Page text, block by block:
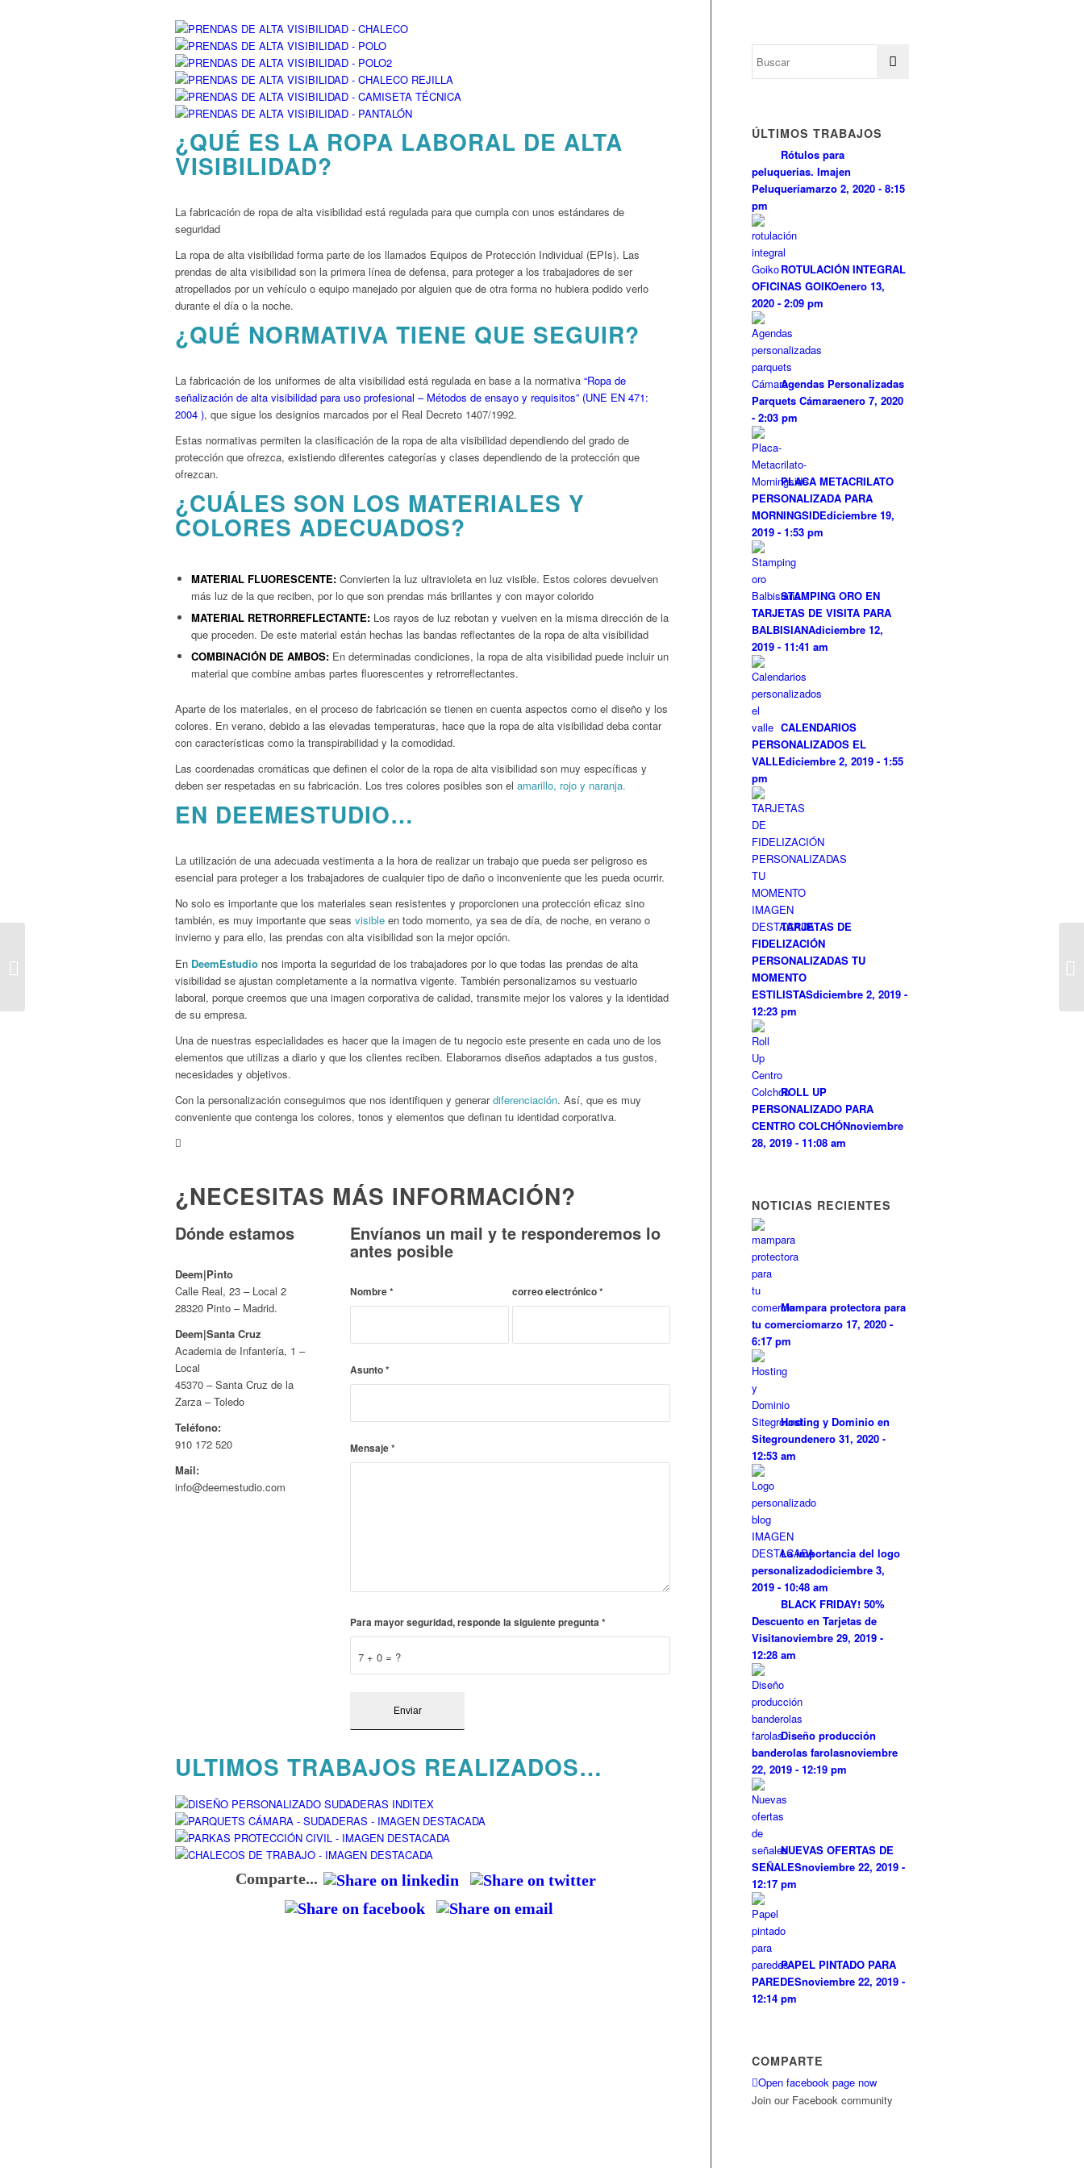
¿QUÉ ES LA ROPA LABORAL DE ALTA
VISIBILIDAD?
La fabricación de ropa de alta visibilidad está regulada para que cumpla con unos estándares de
seguridad
La ropa de alta visibilidad forma parte de los llamados Equipos de Protección Individual (EPIs). Las
prendas de alta visibilidad son la primera línea de defensa, para proteger a los trabajadores de ser
atropellados por un vehículo o equipo manejado por alguien que de otra forma no hubiera podido verlo
durante el día o la noche.
¿QUÉ NORMATIVA TIENE QUE SEGUIR?
La fabricación de los uniformes de alta visibilidad está regulada en base a la normativa “Ropa de
señalización de alta visibilidad para uso profesional – Métodos de ensayo y requisitos” (UNE EN 471:
2004 ), que sigue los designios marcados por el Real Decreto 1407/1992.
Estas normativas permiten la clasificación de la ropa de alta visibilidad dependiendo del grado de
protección que ofrezca, existiendo diferentes categorías y clases dependiendo de la protección que
ofrezcan.
¿CUÁLES SON LOS MATERIALES Y
COLORES ADECUADOS?
MATERIAL FLUORESCENTE: Convierten la luz ultravioleta en luz visible. Estos colores devuelven
más luz de la que reciben, por lo que son prendas más brillantes y con mayor colorido
MATERIAL RETRORREFLECTANTE: Los rayos de luz rebotan y vuelven en la misma dirección de la
que proceden. De este material están hechas las bandas reflectantes de la ropa de alta visibilidad
COMBINACIÓN DE AMBOS: En determinadas condiciones, la ropa de alta visibilidad puede incluir un
material que combine ambas partes fluorescentes y retrorreflectantes.
Aparte de los materiales, en el proceso de fabricación se tienen en cuenta aspectos como el diseño y los
colores. En verano, debido a las elevadas temperaturas, hace que la ropa de alta visibilidad deba contar
con características como la transpirabilidad y la comodidad.
Las coordenadas cromáticas que definen el color de la ropa de alta visibilidad son muy específicas y
deben ser respetadas en su fabricación. Los tres colores posibles son el amarillo, rojo y naranja.
EN DEEMESTUDIO…
La utilización de una adecuada vestimenta a la hora de realizar un trabajo que pueda ser peligroso es
esencial para proteger a los trabajadores de cualquier tipo de daño o inconveniente que les pueda ocurrir.
No solo es importante que los materiales sean resistentes y proporcionen una protección eficaz sino
también, es muy importante que seas visible en todo momento, ya sea de día, de noche, en verano o
invierno y para ello, las prendas con alta visibilidad son la mejor opción.
En DeemEstudio nos importa la seguridad de los trabajadores por lo que todas las prendas de alta
visibilidad se ajustan completamente a la normativa vigente. También personalizamos su vestuario
laboral, porque creemos que una imagen corporativa de calidad, transmite mejor los valores y la identidad
de su empresa.
Una de nuestras especialidades es hacer que la imagen de tu negocio este presente en cada uno de los
elementos que utilizas a diario y que los clientes reciben. Elaboramos diseños adaptados a tus gustos,
necesidades y objetivos.
Con la personalización conseguimos que nos identifiquen y generardiferenciación. Así, que es muy
conveniente que contenga los colores, tonos y elementos que definan tu identidad corporativa.
¿NECESITAS MÁS INFORMACIÓN?
Dónde estamos
Deem|Pinto
Calle Real, 23 – Local 2
28320 Pinto – Madrid.
Deem|Santa Cruz
Academia de Infantería, 1 –
Local
45370 – Santa Cruz de la
Zarza – Toledo
Teléfono:
910 172 520
Mail:
info@deemestudio.com
Envíanos un mail y te responderemos lo
antes posible
Nombre* correo electrónico*
Asunto*
Mensaje*
7 + 0 = ?
Para mayor seguridad, responde la siguiente pregunta*
ULTIMOS TRABAJOS REALIZADOS…
Comparte...
ÚLTIMOS TRABAJOS
Rótulos para
peluquerias. Imajen
Peluqueríamarzo 2, 2020 - 8:15
pm
ROTULACIÓN INTEGRAL
OFICINAS GOIKOenero 13,
2020 - 2:09 pm
Agendas Personalizadas
Parquets Cámaraenero 7, 2020
- 2:03 pm
PLACA METACRILATO
PERSONALIZADA PARA
MORNINGSIDEdiciembre 19,
2019 - 1:53 pm
STAMPING ORO EN
TARJETAS DE VISITA PARA
BALBISIANAdiciembre 12,
2019 - 11:41 am
CALENDARIOS
PERSONALIZADOS EL
VALLEdiciembre 2, 2019 - 1:55
pm
TARJETAS DE
FIDELIZACIÓN
PERSONALIZADAS TU
MOMENTO
ESTILISTASdiciembre 2, 2019 -
12:23 pm
ROLL UP
PERSONALIZADO PARA
CENTRO COLCHÓNnoviembre
28, 2019 - 11:08 am
NOTICIAS RECIENTES
Mampara protectora para
tu comerciomarzo 17, 2020 -
6:17 pm
Hosting y Dominio en
Sitegroundenero 31, 2020 -
12:53 am
La importancia del logo
personalizadodiciembre 3,
2019 - 10:48 am
BLACK FRIDAY! 50%
Descuento en Tarjetas de
Visitanoviembre 29, 2019 -
12:28 am
Diseño producción
banderolas farolasnoviembre
22, 2019 - 12:19 pm
NUEVAS OFERTAS DE
SEÑALESnoviembre 22, 2019 -
12:17 pm
PAPEL PINTADO PARA
PAREDESnoviembre 22, 2019 -
12:14 pm
COMPARTE
Open facebook page now
Join our Facebook community